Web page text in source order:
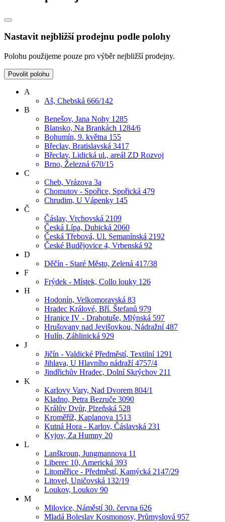
Nastavit nejbližší prodejnu podle polohy
Polohu použijeme pouze pro výběr nejbližší prodejny.
Povolit polohu
A
Aš, Chebská 666/142
B
Benešov, Jana Nohy 1285
Blansko, Na Brankách 1284/6
Bohumín, 9. května 155
Břeclav, Bratislavská 3417
Břeclav, Lidická ul., areál ZD Rozvoj
Brno, Železná 670/15
C
Cheb, Vrázova 3a
Chomutov - Spořice, Spořická 479
Chrudim, U Vápenky 145
Č
Čáslav, Vrchovská 2109
Česká Lípa, Dubická 2060
Česká Třebová, Ul. Semanínská 2192
České Budějovice 4, Vrbenská 92
D
Děčín - Staré Město, Zelená 417/38
F
Frýdek - Místek, Collo louky 126
H
Hodonín, Velkomoravská 83
Hradec Králové, Bří. Štefanů 979
Hranice IV - Drahotuše, Mlýnská 597
Hrušovany nad Jevišovkou, Nádražní 487
Hulín, Záhlinická 929
J
Jičín - Valdické Předměstí, Textilní 1291
Jihlava, U Hlavního nádraží 4757/4
Jindřichův Hradec, Dolní Skrýchov 211
K
Karlovy Vary, Nad Dvorem 804/1
Kladno, Petra Bezruče 3090
Králův Dvůr, Plzeňská 528
Kroměříž, Kaplanova 1513
Kutná Hora - Karlov, Čáslavská 231
Kyjov, Za Humny 20
L
Lanškroun, Jungmannova 11
Liberec 10, Americká 393
Litoměřice - Předměstí, Kamýcká 2147/29
Litovel, Uničovská 132/19
Loukov, Loukov 90
M
Milovice, Náměstí 30. června 626
Mladá Boleslav Kosmonosy, Průmyslová 957